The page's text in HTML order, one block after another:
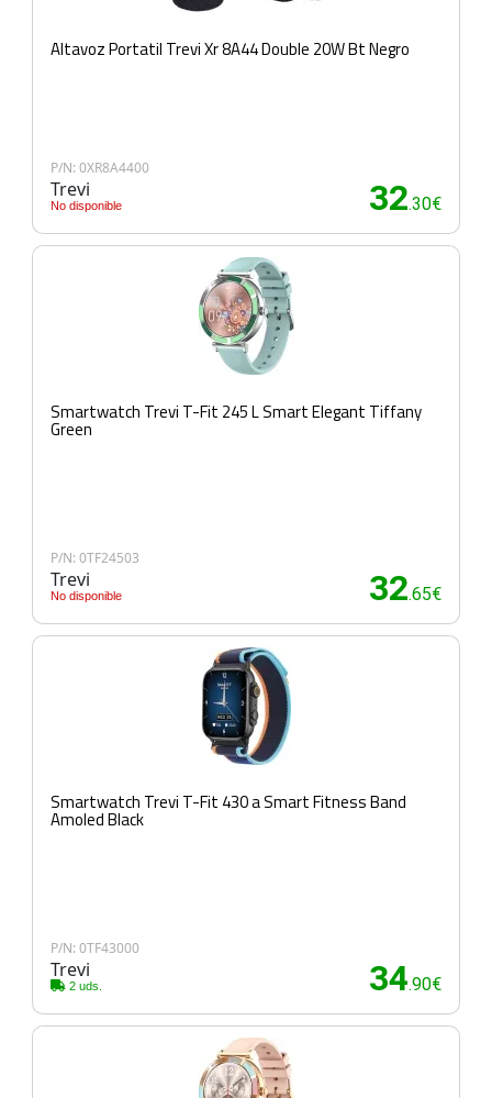
Altavoz Portatil Trevi Xr 8A44 Double 20W Bt Negro
P/N: 0XR8A4400
Trevi
No disponible 32.30€
Smartwatch Trevi T-Fit 245 L Smart Elegant Tiffany
Green
P/N: 0TF24503
Trevi
No disponible 32.65€
Smartwatch Trevi T-Fit 430 a Smart Fitness Band
Amoled Black
P/N: 0TF43000
Trevi
2 uds. 34.90€